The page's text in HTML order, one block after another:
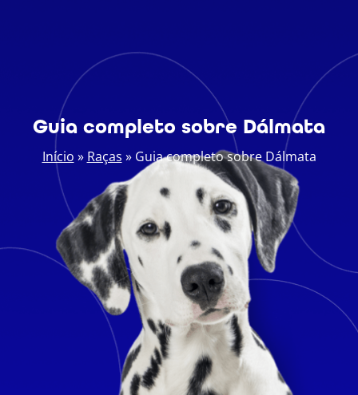
Guia completo sobre Dálmata
Início » Raças » Guia completo sobre Dálmata